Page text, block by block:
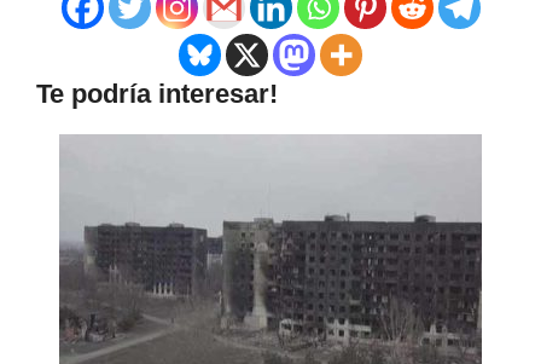
Te podría interesar!